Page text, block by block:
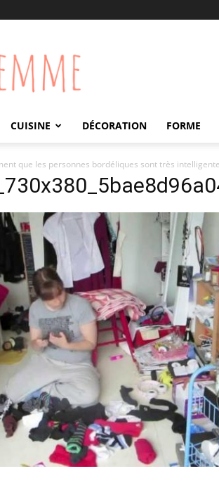
CUISINE DÉCORATION FORME
que les personnes bordéliques sont très